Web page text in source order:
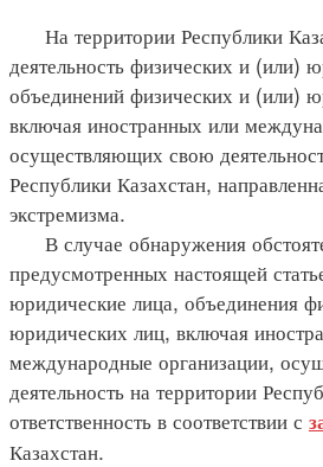
На территории Республики
деятельность физических и (или)
объединений физических и (или)
включая иностранных или
осуществляющих свою
Республики Казахстан,
экстремизма.
В случае обнаружения
предусмотренных настоящей
юридические лица, объединения
юридических лиц, включая
международные организации,
деятельность на территории
ответственность в соответствии с
Казахстан.